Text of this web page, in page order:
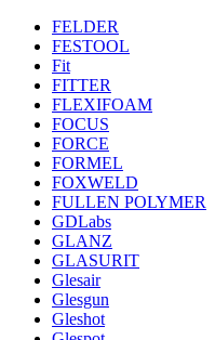
FELDER
FESTOOL
Fit
FITTER
FLEXIFOAM
FOCUS
FORCE
FORMEL
FOXWELD
FULLEN POLYMER
GDLabs
GLANZ
GLASURIT
Glesair
Glesgun
Gleshot